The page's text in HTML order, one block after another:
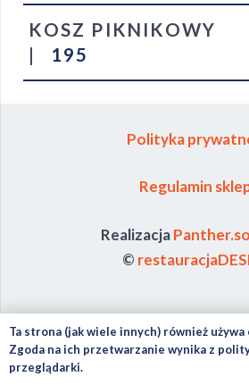
KOSZ PIKNIKOWY
|
195
Polityka
Regulamin
Realizacja
©
Ta strona (jak wiele innych) również
Zgoda na ich przetwarzanie wynika z
przeglądarki.